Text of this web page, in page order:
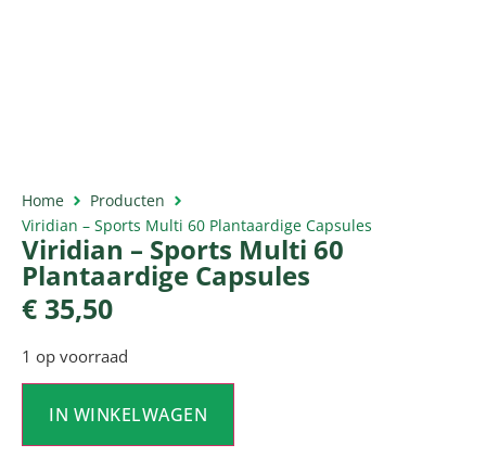
Home
Producten
Viridian – Sports Multi 60 Plantaardige Capsules
Viridian – Sports Multi 60
Plantaardige Capsules
€ 35,50
1 op voorraad
IN WINKELWAGEN